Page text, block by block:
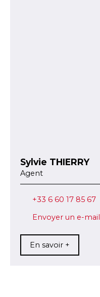
Sylvie THIERRY
Agent
+33 6 60 17 85 67
Envoyer un e-mail
En savoir +